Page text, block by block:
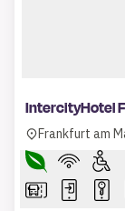
IntercityHotel
Frankfurt am